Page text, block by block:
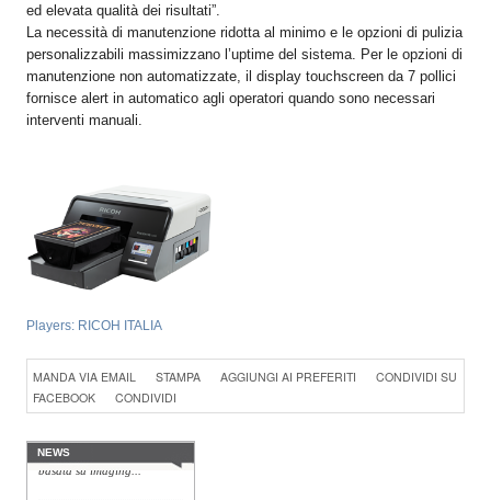
ed elevata qualità dei risultati”.
La necessità di manutenzione ridotta al minimo e le opzioni di pulizia
personalizzabili massimizzano l’uptime del sistema. Per le opzioni di
manutenzione non automatizzate, il display touchscreen da 7 pollici
fornisce alert in automatico agli operatori quando sono necessari
interventi manuali.
Players: RICOH ITALIA
MANDA VIA EMAIL STAMPA AGGIUNGI AI PREFERITI
CONDIVIDI SU
FACEBOOK
CONDIVIDI
NEWS
Konica Minolta presenta
Specim RETEX
Konica Minolta, realtà di
una soluzione completa
basata su imaging...